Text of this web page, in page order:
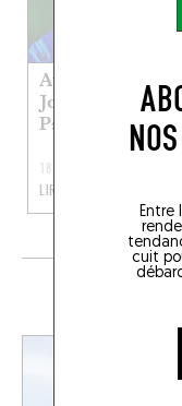
Entre
cuit
Au régal des
Joe Lewandowski
Pamela
18 DÉC. 2022
LIRE LA SUITE